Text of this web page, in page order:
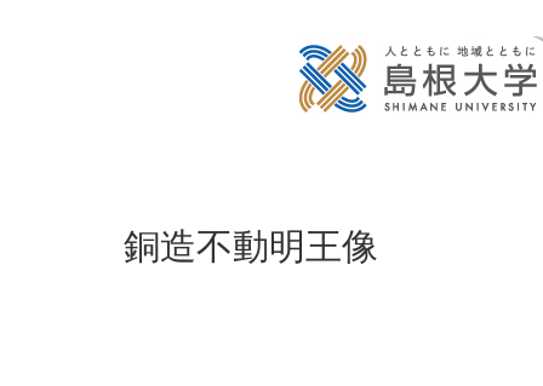
銅造不動明王像